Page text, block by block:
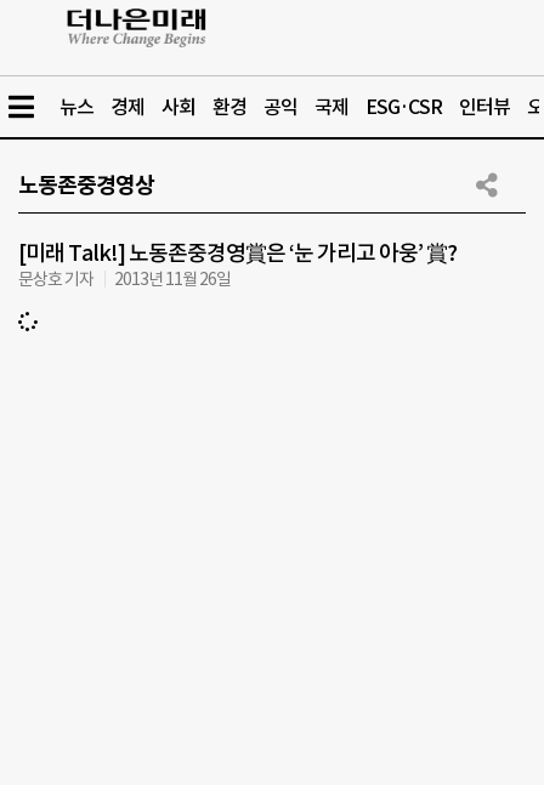
뉴스 경제 사회 환경 공익 국제 ESG·CSR 인터뷰
노동존중경영상
[미래 Talk!] 노동존중경영賞은 ‘눈 가리고 아웅’ 賞?
문상호 기자 2013년 11월 26일